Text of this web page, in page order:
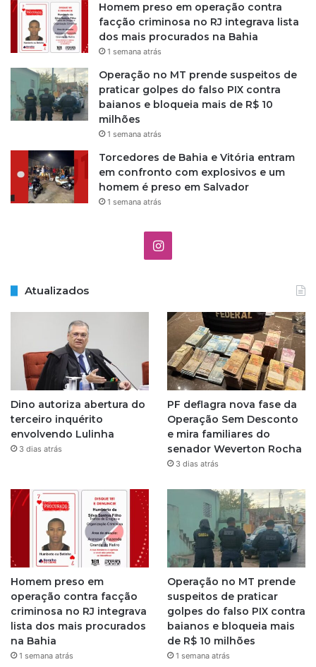
Homem preso em operação contra
facção criminosa no RJ integrava lista
dos mais procurados na Bahia
1 semana atrás
Operação no MT prende suspeitos de
praticar golpes do falso PIX contra
baianos e bloqueia mais de R$ 10
milhões
1 semana atrás
Torcedores de Bahia e Vitória entram
em confronto com explosivos e um
homem é preso em Salvador
1 semana atrás
I
t
a
g
r
a
m
Atualizados
Dino autoriza abertura do
terceiro inquérito
envolvendo Lulinha
3 dias atrás
PF deflagra nova fase da
Operação Sem Desconto
e mira familiares do
senador Weverton Rocha
3 dias atrás
Homem preso em
operação contra facção
criminosa no RJ integrava
lista dos mais procurados
na Bahia
1 semana atrás
Operação no MT prende
suspeitos de praticar
golpes do falso PIX contra
baianos e bloqueia mais
de R$ 10 milhões
1 semana atrás